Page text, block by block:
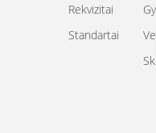
Rekvizitai
Standartai